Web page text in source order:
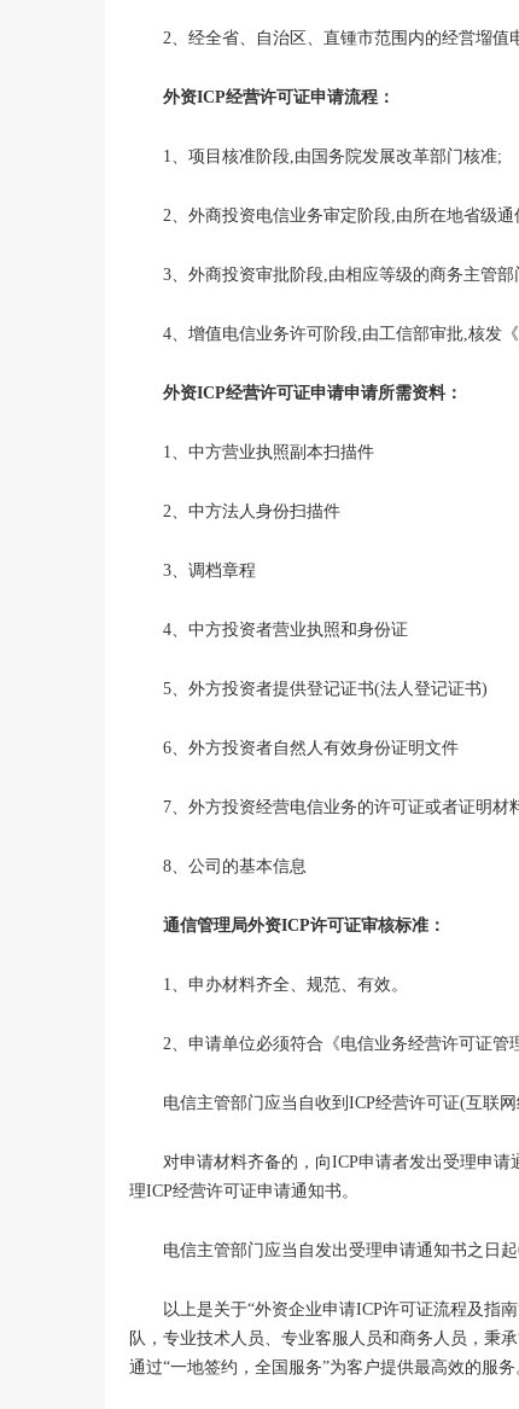
2、经全省、自治区、直锺市范围内的经営塯值
外资ICP经营许可证申请流程：
1、项目核准阶段,由国务院发展改革部门核准;
2、外商投资电信业务审定阶段,由所在地省级通
3、外商投资审批阶段,由相应等级的商务主管部
4、增值电信业务许可阶段,由工信部审批,核发《
外资ICP经营许可证申请申请所需资料：
1、中方营业执照副本扫描件
2、中方法人身份扫描件
3、调档章程
4、中方投资者营业执照和身份证
5、外方投资者提供登记证书(法人登记证书)
6、外方投资者自然人有效身份证明文件
7、外方投资经营电信业务的许可证或者证明材
8、公司的基本信息
通信管理局外资ICP许可证审核标准：
1、申办材料齐全、规范、有效。
2、申请单位必须符合《电信业务经营许可证管
电信主管部门应当自收到ICP经营许可证(互联网
对申请材料齐备的，向ICP申请者发出受理申请
理ICP经营许可证申请通知书。
电信主管部门应当自发出受理申请通知书之日起
以上是关于“外资企业申请ICP许可证流程及指南
队，专业技术人员、专业客服人员和商务人员，秉
通过“一地签约，全国服务”为客户提供最高效的服务